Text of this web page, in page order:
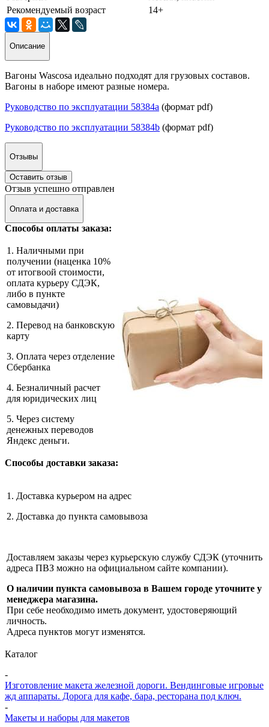
Рекомендуемый возраст
14+
Описание
Вагоны Wascosa идеально подходят для грузовых составов.
Вагоны в наборе имеют разные номера.
Руководство по эксплуатации 58384a (формат pdf)
Руководство по эксплуатации 58384b (формат pdf)
Отзывы
Оставить отзыв
Отзыв успешно отправлен
Оплата и доставка
Способы оплаты заказа:
1. Наличными при
получении (наценка 10%
от итогвоой стоимости,
оплата курьеру СДЭК,
либо в пункте
самовыдачи)
2. Перевод на банковскую
карту
3. Оплата через отделение
Сбербанка
4. Безналичный расчет
для юридических лиц
5. Через систему
денежных переводов
Яндекс деньги.
Способы доставки заказа:
1. Доставка курьером на адрес
2. Доставка до пункта самовывоза
Доставляем заказы через курьерскую службу СДЭК (уточнить
адреса ПВЗ можно на официальном сайте компании).
О наличии пункта самовывоза в Вашем городе уточните у
менеджера магазина.
При себе необходимо иметь документ, удостоверяющий
личность.
Адреса пунктов могут изменятся.
Каталог
-
Изготовление макета железной дороги. Вендинговые игровые
жд аппараты. Дорога для кафе, бара, ресторана под ключ.
-
Макеты и наборы для макетов